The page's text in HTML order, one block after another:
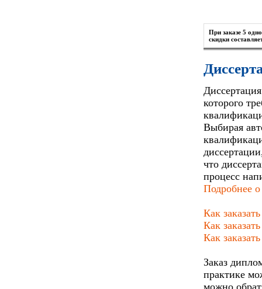
При заказе 5
скидки
которого
Выбирая
что
процесс
Подробнее о
Как
Как
Как
Заказ
практике
можно